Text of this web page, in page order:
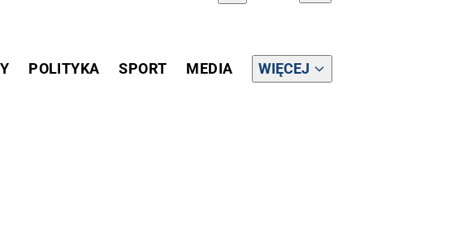
POLITYKA SPORT MEDIA WIĘCEJ